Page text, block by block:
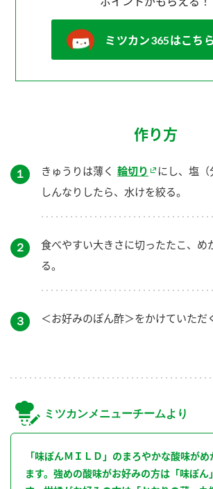
ミツカン365はこちら
作り方
１ きゅうりは薄く 輪切り
にし、塩（
しんなりしたら、水けを絞る。
２ 食べやすい大きさに切ったたこ、め
る。
３ ＜お好みのぽん酢＞をかけていただ
ミツカンメニューチームより
「味ぽんＭＩＬＤ」のまろやかな酸味が
ます。強めの酸味がお好みの方は「味ぽん